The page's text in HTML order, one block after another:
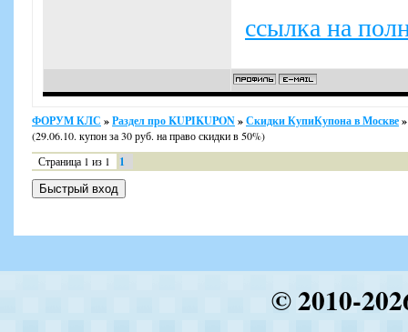
ссылка на
ФОРУМ КЛС »Раздел про KUPIKUPON»Скидки КупиКупона в Москве»
(29.06.10. купон за 30 руб. на право скидки в 50%)
Страница 1 из 1 1
© 2010-